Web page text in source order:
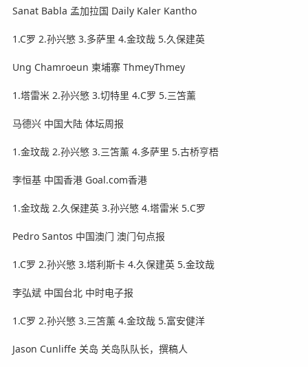
Sanat Babla 孟加拉国 Daily Kaler Kantho
1.C罗 2.孙兴慜 3.多萨里 4.金玟哉 5.久保建英
Ung Chamroeun 柬埔寨 ThmeyThmey
1.塔雷米 2.孙兴慜 3.切特里 4.C罗 5.三笘薰
马德兴 中国大陆 体坛周报
1.金玟哉 2.孙兴慜 3.三笘薰 4.多萨里 5.古桥亨梧
李恒基 中国香港 Goal.com香港
1.金玟哉 2.久保建英 3.孙兴慜 4.塔雷米 5.C罗
Pedro Santos 中国澳门 澳门句点报
1.C罗 2.孙兴慜 3.塔利斯卡 4.久保建英 5.金玟哉
李弘斌 中国台北 中时电子报
1.C罗 2.孙兴慜 3.三笘薰 4.金玟哉 5.富安健洋
Jason Cunliffe 关岛 关岛队队长，撰稿人